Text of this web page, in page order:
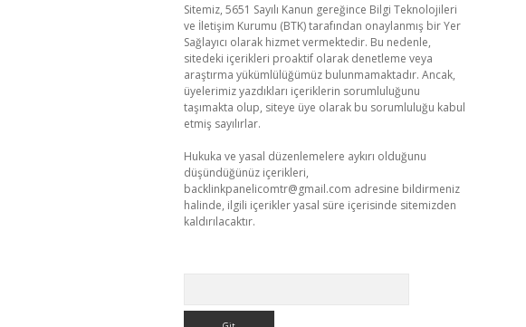
Sitemiz, 5651 Sayılı Kanun gereğince Bilgi Teknolojileri
ve İletişim Kurumu (BTK) tarafından onaylanmış bir Yer
Sağlayıcı olarak hizmet vermektedir. Bu nedenle,
sitedeki içerikleri proaktif olarak denetleme veya
araştırma yükümlülüğümüz bulunmamaktadır. Ancak,
üyelerimiz yazdıkları içeriklerin sorumluluğunu
taşımakta olup, siteye üye olarak bu sorumluluğu kabul
etmiş sayılırlar.
Hukuka ve yasal düzenlemelere aykırı olduğunu
düşündüğünüz içerikleri,
backlinkpanelicomtr@gmail.com adresine bildirmeniz
halinde, ilgili içerikler yasal süre içerisinde sitemizden
kaldırılacaktır.